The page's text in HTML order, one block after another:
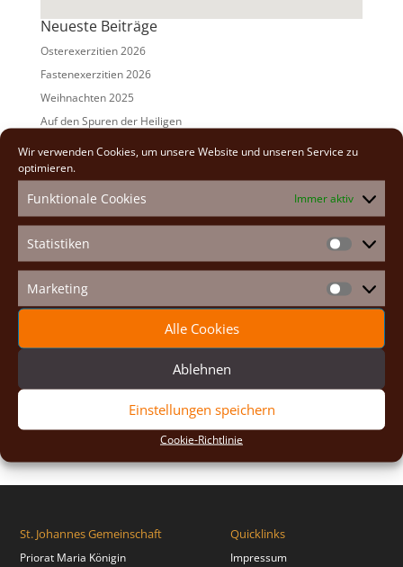
Wir verwenden Cookies, um unsere Website und unseren Service zu
optimieren.
Funktionale Cookies Immer aktiv
Statistiken
Marketing Marketing
Alle Cookies
Ablehnen
Einstellungen speichern
Cookie-Richtlinie
Neueste Beiträge
Osterexerzitien 2026
Fastenexerzitien 2026
Weihnachten 2025
Auf den Spuren der Heiligen
Adventexerzitien 2025
2026(2)
2025(7)
2024(5)
2023(13)
2022(9)
2020(2)
St. Johannes Gemeinschaft
Priorat Maria Königin
Quicklinks
Impressum